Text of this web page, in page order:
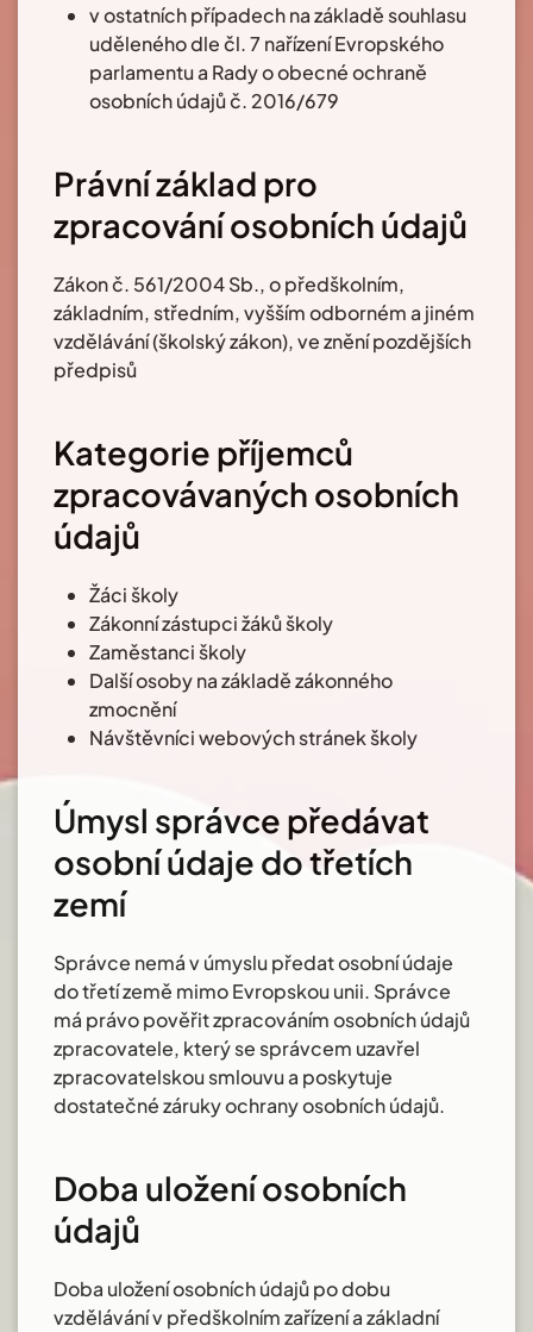
v ostatních případech na základě souhlasu
uděleného dle čl. 7 nařízení Evropského
parlamentu a Rady o obecné ochraně
osobních údajů č. 2016/679
Právní základ pro
zpracování osobních údajů
Zákon č. 561/2004 Sb., o předškolním,
základním, středním, vyšším odborném a jiném
vzdělávání (školský zákon), ve znění pozdějších
předpisů
Kategorie příjemců
zpracovávaných osobních
údajů
Žáci školy
Zákonní zástupci žáků školy
Zaměstanci školy
Další osoby na základě zákonného
zmocnění
Návštěvníci webových stránek školy
Úmysl správce předávat
osobní údaje do třetích
zemí
Správce nemá v úmyslu předat osobní údaje
do třetí země mimo Evropskou unii. Správce
má právo pověřit zpracováním osobních údajů
zpracovatele, který se správcem uzavřel
zpracovatelskou smlouvu a poskytuje
dostatečné záruky ochrany osobních údajů.
Doba uložení osobních
údajů
Doba uložení osobních údajů po dobu
vzdělávání v předškolním zařízení a základní